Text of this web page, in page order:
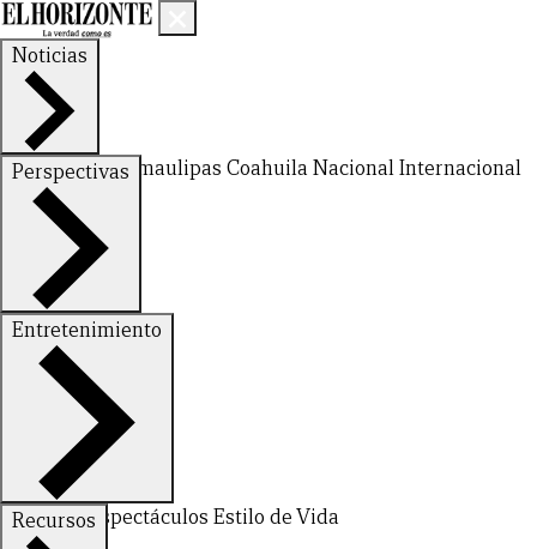
Noticias
Nuevo LeónTamaulipas Coahuila NacionalInternacional
Perspectivas
FinanzasOpinión
Entretenimiento
DeportesEspectáculos Estilo de Vida
Recursos